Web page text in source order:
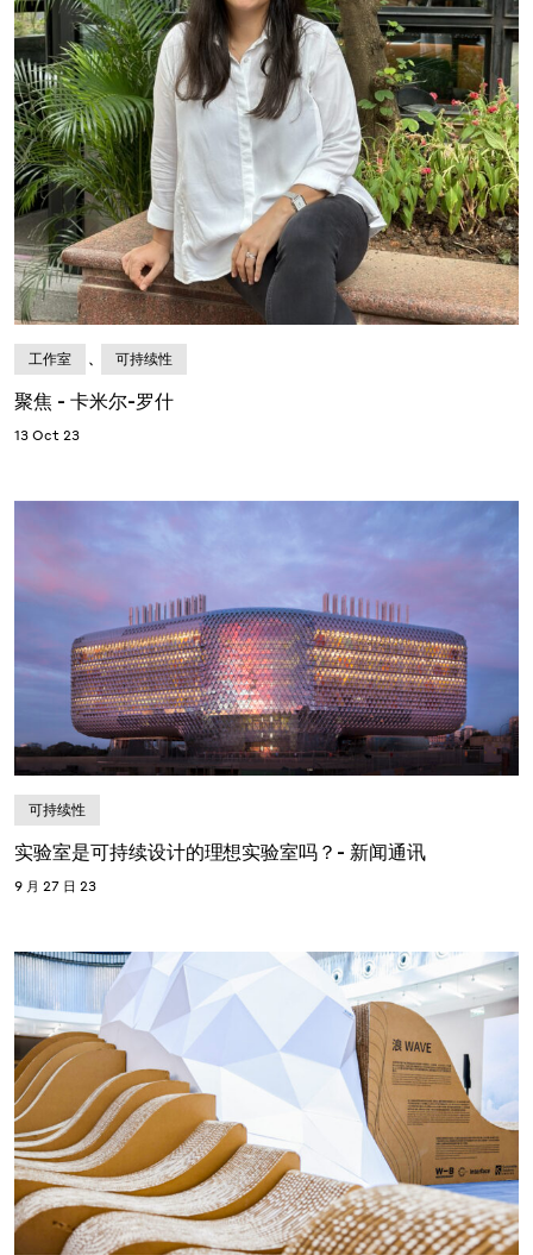
工作室 、 可持续性
聚焦 - 卡米尔-罗什
13 Oct 23
可持续性
实验室是可持续设计的理想实验室吗？- 新闻通讯
9 月 27 日 23